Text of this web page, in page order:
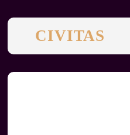
CIVITAS